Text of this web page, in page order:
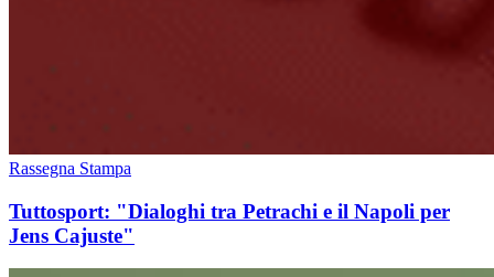
Rassegna Stampa
Tuttosport: "Dialoghi tra Petrachi e il Napoli per
Jens Cajuste"